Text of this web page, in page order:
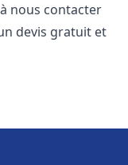
nous contacter
devis gratuit et